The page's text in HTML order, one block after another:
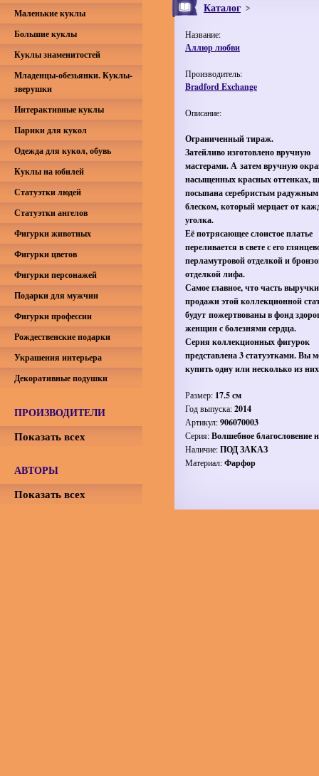
Каталог
Название:
Аллюр любви
Производитель:
Bradford Exchange
Описание:
Ограниченный тираж.
Затейливо изготовлено вручную
мастерами. А затем вручную
насыщенных красных оттенках,
посыпана серебристым радужным
блеском, который мерцает от
уголка.
Её потрясающее слоистое платье
переливается в свете с его
перламутровой отделкой и
отделкой лифа.
Самое главное, что часть
продажи этой коллекционной
будут пожертвованы в фонд
женщин с болезнями сердца.
Серия коллекционных фигурок
представлена 3 статуэтками. Вы
купить одну или несколько из
Размер: 17.5 см
Год выпуска:2014
Артикул:906070003
Серия:Волшебное благословение
Наличие:ПОД ЗАКАЗ
Материал:Фарфор
Маленькие куклы
Большие куклы
Куклы знаменитостей
Младенцы-обезьянки. Куклы-
зверушки
Интерактивные куклы
Парики для кукол
Одежда для кукол, обувь
Куклы на юбилей
Статуэтки людей
Статуэтки ангелов
Фигурки животных
Фигурки цветов
Фигурки персонажей
Подарки для мужчин
Фигурки профессии
Рождественские подарки
Украшения интерьера
Декоративные подушки
ПРОИЗВОДИТЕЛИ
Показать всех
АВТОРЫ
Показать всех